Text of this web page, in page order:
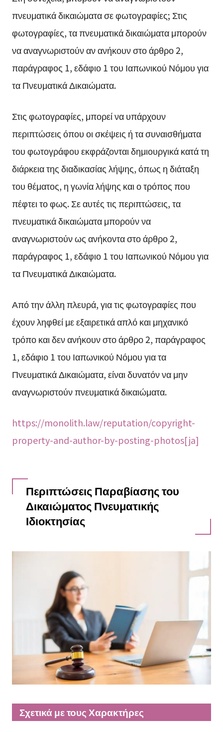
πνευματικά δικαιώματα σε φωτογραφίες; Στις
φωτογραφίες, τα πνευματικά δικαιώματα μπορούν
να αναγνωριστούν αν ανήκουν στο άρθρο 2,
παράγραφος 1, εδάφιο 1 του Ιαπωνικού Νόμου για
τα Πνευματικά Δικαιώματα.
Στις φωτογραφίες, μπορεί να υπάρχουν
περιπτώσεις όπου οι σκέψεις ή τα συναισθήματα
του φωτογράφου εκφράζονται δημιουργικά κατά τη
διάρκεια της διαδικασίας λήψης, όπως η διάταξη
του θέματος, η γωνία λήψης και ο τρόπος που
πέφτει το φως. Σε αυτές τις περιπτώσεις, τα
πνευματικά δικαιώματα μπορούν να
αναγνωριστούν ως ανήκοντα στο άρθρο 2,
παράγραφος 1, εδάφιο 1 του Ιαπωνικού Νόμου για
τα Πνευματικά Δικαιώματα.
Από την άλλη πλευρά, για τις φωτογραφίες που
έχουν ληφθεί με εξαιρετικά απλό και μηχανικό
τρόπο και δεν ανήκουν στο άρθρο 2, παράγραφος
1, εδάφιο 1 του Ιαπωνικού Νόμου για τα
Πνευματικά Δικαιώματα, είναι δυνατόν να μην
αναγνωριστούν πνευματικά δικαιώματα.
https://monolith.law/reputation/copyright-
property-and-author-by-posting-photos[ja]
Περιπτώσεις Παραβίασης του
Δικαιώματος Πνευματικής
Ιδιοκτησίας
Σχετικά με τους Χαρακτήρες